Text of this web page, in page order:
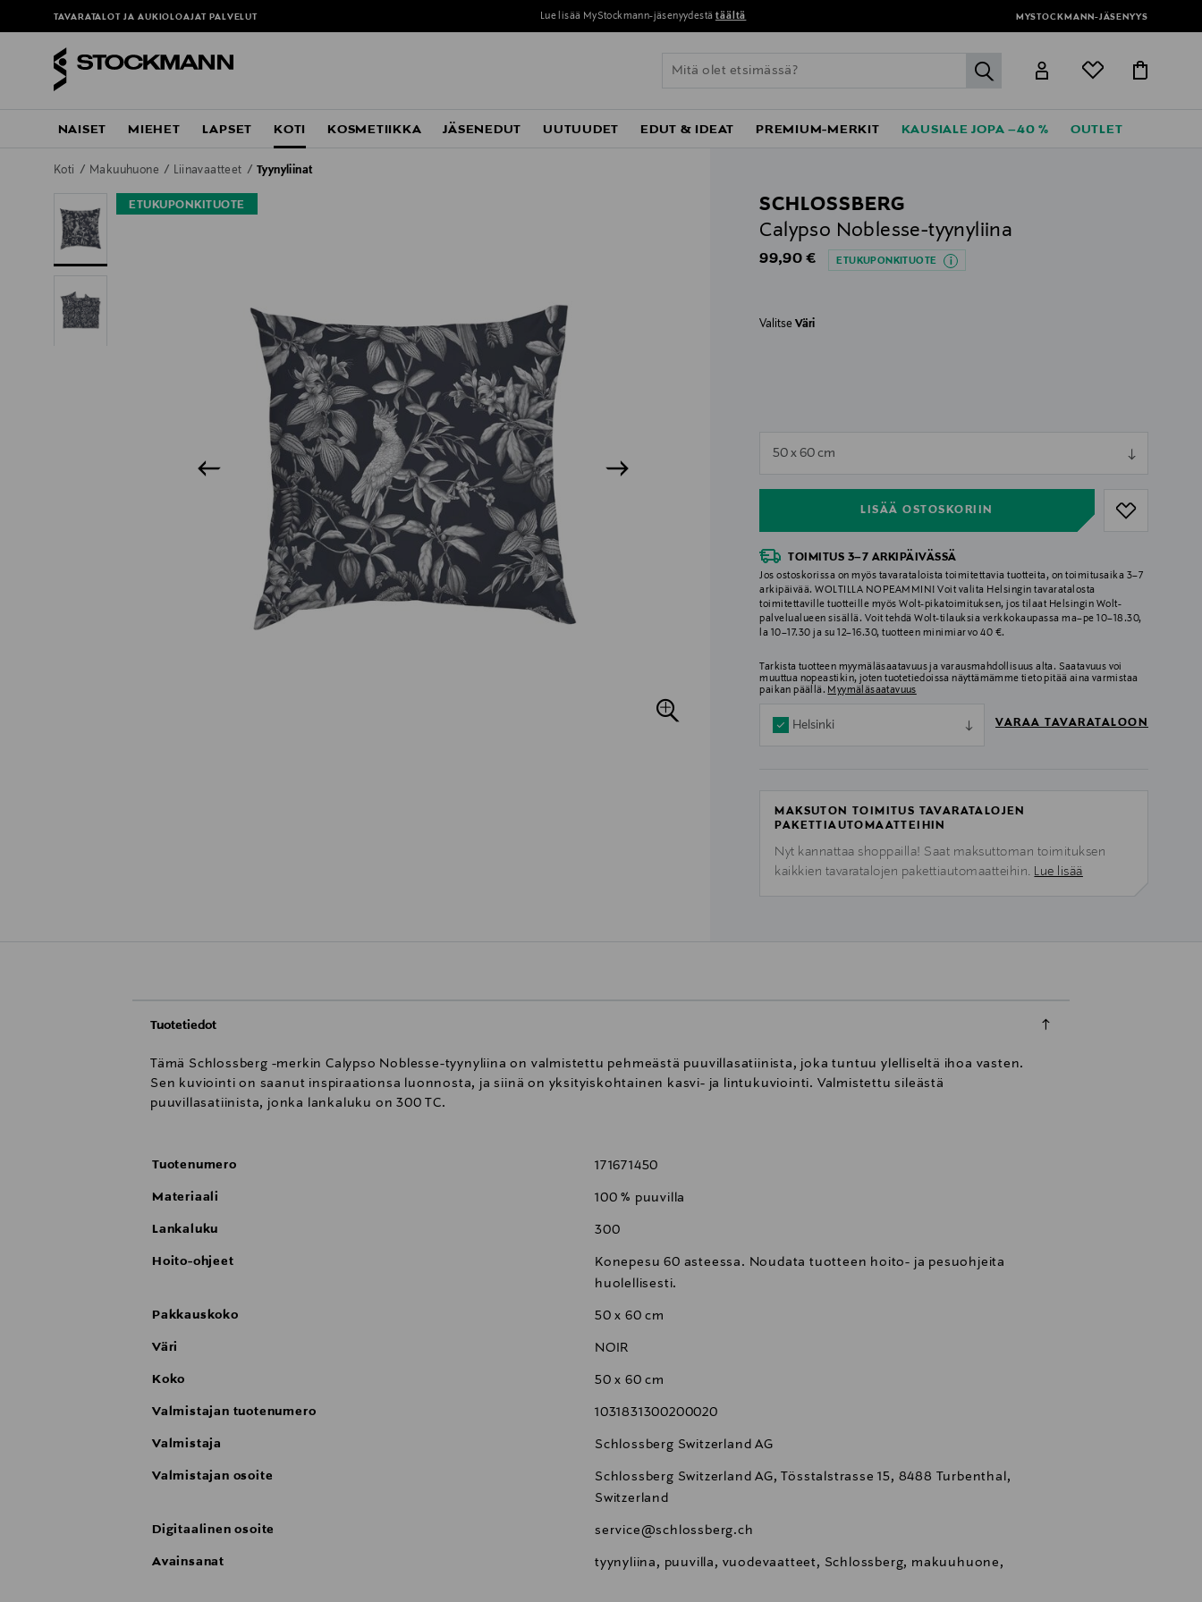
TAVARATALOT JA AUKIOLOAJAT PALVELUT Lue lisää MyStockmann-jäsenyydestä täältä MYSTOCKMANN-JÄSENYYS
label.header.go
NAISET MIEHET LAPSET KOTI KOSMETIIKKA JÄSENEDUT UUTUUDET EDUT & IDEAT PREMIUM-MERKIT KAUSIALE JOPA –40 % OUTLET
Koti Makuuhuone Liinavaatteet Tyynyliinat
ETUKUPONKITUOTE
SCHLOSSBERG
Calypso Noblesse-tyynyliina
Original Price
99,90 € ETUKUPONKITUOTE
ValitseVäri
50 x 60 cm
LISÄÄ OSTOSKORIIN
null
TOIMITUS 3–7 ARKIPÄIVÄSSÄ
Jos ostoskorissa on myös tavarataloista toimitettavia tuotteita, on toimitusaika 3–7
arkipäivää. WOLTILLA NOPEAMMIN! Voit valita Helsingin tavaratalosta
toimitettaville tuotteille myös Wolt-pikatoimituksen, jos tilaat Helsingin Wolt-
palvelualueen sisällä. Voit tehdä Wolt-tilauksia verkkokaupassa ma–pe 10–18.30,
la 10–17.30 ja su 12–16.30, tuotteen minimiarvo 40 €.
Tarkista tuotteen myymäläsaatavuus ja varausmahdollisuus alta. Saatavuus voi
muuttua nopeastikin, joten tuotetiedoissa näyttämämme tieto pitää aina varmistaa
paikan päällä. Myymäläsaatavuus
Helsinki VARAA TAVARATALOON
MAKSUTON TOIMITUS TAVARATALOJEN
PAKETTIAUTOMAATTEIHIN
Nyt kannattaa shoppailla! Saat maksuttoman toimituksen
kaikkien tavaratalojen pakettiautomaatteihin. Lue lisää
Tuotetiedot
Tämä Schlossberg -merkin Calypso Noblesse-tyynyliina on valmistettu pehmeästä puuvillasatiinista, joka tuntuu ylelliseltä ihoa vasten.
Sen kuviointi on saanut inspiraationsa luonnosta, ja siinä on yksityiskohtainen kasvi- ja lintukuviointi. Valmistettu sileästä
puuvillasatiinista, jonka lankaluku on 300 TC.
Tuotenumero 171671450
Materiaali 100 % puuvilla
Lankaluku 300
Hoito-ohjeet
Konepesu 60 asteessa. Noudata tuotteen hoito- ja pesuohjeita
huolellisesti.
Pakkauskoko 50 x 60 cm
Väri NOIR
Koko 50 x 60 cm
Valmistajan tuotenumero 1031831300200020
Valmistaja Schlossberg Switzerland AG
Valmistajan osoite
Schlossberg Switzerland AG, Tösstalstrasse 15, 8488 Turbenthal,
Switzerland
Digitaalinen osoite service@schlossberg.ch
Avainsanat tyynyliina, puuvilla, vuodevaatteet, Schlossberg, makuuhuone,